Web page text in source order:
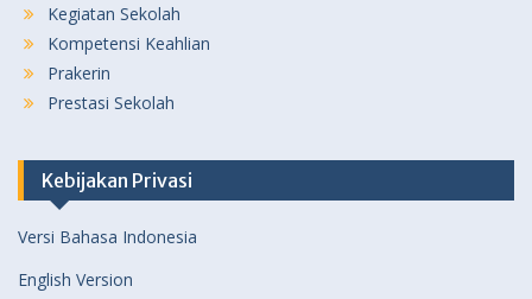
Kegiatan Sekolah
Kompetensi Keahlian
Prakerin
Prestasi Sekolah
Kebijakan Privasi
Versi Bahasa Indonesia
English Version